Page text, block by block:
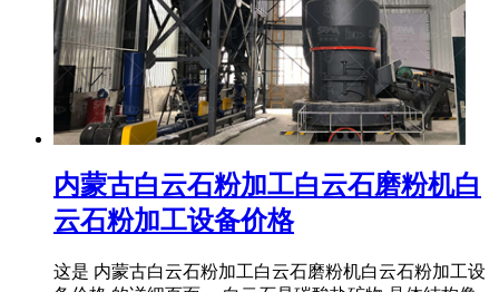
内蒙古白云石粉加工白云石磨粉机白
云石粉加工设备价格
这是 内蒙古白云石粉加工白云石磨粉机白云石粉加工设